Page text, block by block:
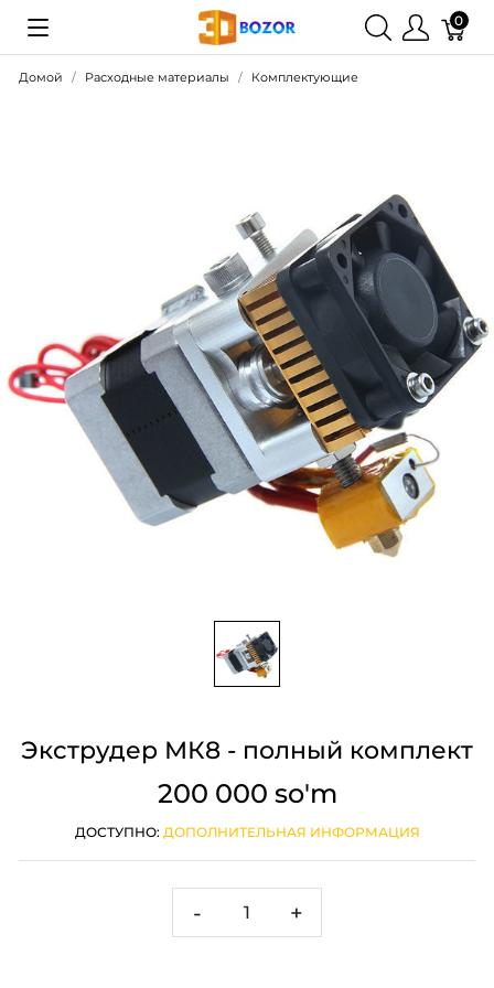
0
Домой Расходные материалы Комплектующие
Экструдер МК8 - полный комплект
200 000 so'm
ДОСТУПНО: ДОПОЛНИТЕЛЬНАЯ ИНФОРМАЦИЯ
- +